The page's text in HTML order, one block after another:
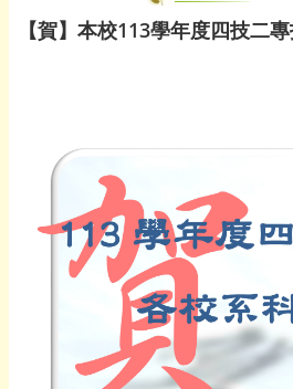
【賀】本校113學年度四技二